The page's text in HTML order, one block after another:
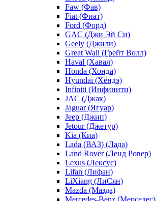
Faw (Фав)
Fiat (Фиат)
Ford (Форд)
GAC (Джи Эй Си)
Geely (Джили)
Great Wall (Грейт Волл)
Haval (Хавал)
Honda (Хонда)
Hyundai (Хёндэ)
Infiniti (Инфинити)
JAC (Джак)
Jaguar (Ягуар)
Jeep (Джип)
Jetour (Джетур)
Kia (Киа)
Lada (ВАЗ) (Лада)
Land Rover (Ленд Ровер)
Lexus (Лексус)
Lifan (Лифан)
LiXiang (ЛиСян)
Mazda (Мазда)
Mercedes-Benz (Мерседес)